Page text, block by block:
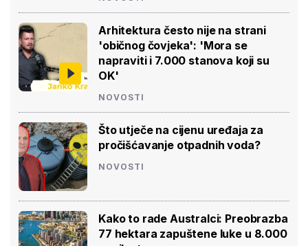
Arhitektura često nije na strani
'običnog čovjeka': 'Mora se
napraviti i 7.000 stanova koji su
OK'
NOVOSTI
Što utječe na cijenu uređaja za
pročišćavanje otpadnih voda?
NOVOSTI
Kako to rade Australci: Preobrazba
77 hektara zapuštene luke u 8.000